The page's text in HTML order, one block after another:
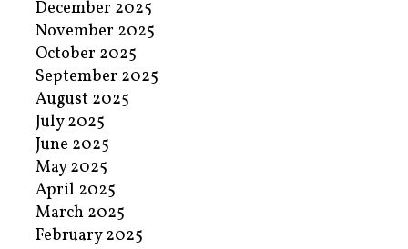
December 2025
November 2025
October 2025
September 2025
August 2025
July 2025
June 2025
May 2025
April 2025
March 2025
February 2025